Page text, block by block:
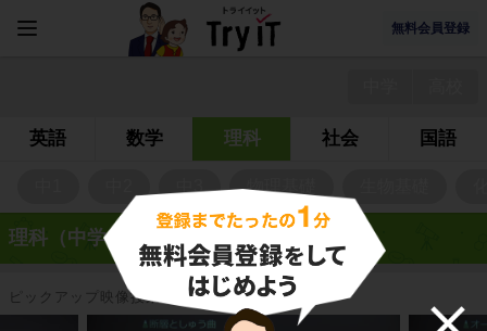
無料会員登録
英語 数学 理科 社会 国語
物理基礎
理科（中学・高校）の映像授業一覧
ピックアップ映像授業